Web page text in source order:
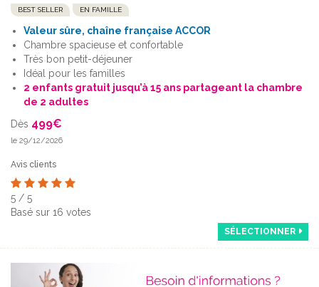
BEST SELLER EN FAMILLE
Valeur sûre, chaîne française ACCOR
Chambre spacieuse et confortable
Très bon petit-déjeuner
Idéal pour les familles
2 enfants gratuit jusqu’à 15 ans partageant la chambre
de 2 adultes
Dès 499€
le 29/12/2026
Avis clients
5 / 5
Basé sur 16 votes
SÉLECTIONNER